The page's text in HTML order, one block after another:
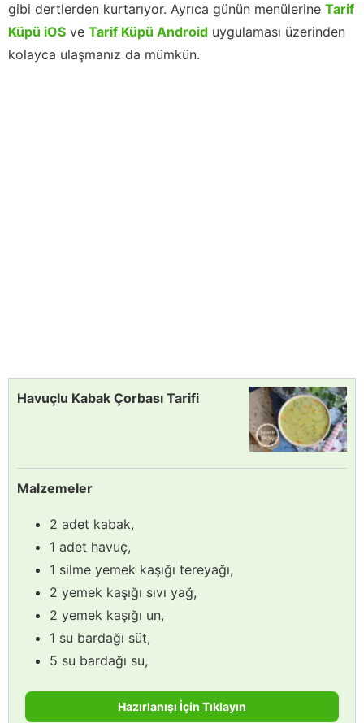
gibi dertlerden kurtarıyor. Ayrıca günün menülerine Tarif
Küpü iOS ve Tarif Küpü Android uygulaması üzerinden
kolayca ulaşmanız da mümkün.
Havuçlu Kabak Çorbası Tarifi
Malzemeler
2 adet kabak,
1 adet havuç,
1 silme yemek kaşığı tereyağı,
2 yemek kaşığı sıvı yağ,
2 yemek kaşığı un,
1 su bardağı süt,
5 su bardağı su,
Hazırlanışı İçin Tıklayın